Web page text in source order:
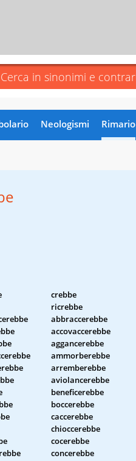
Neologismi Rimario
crebbe
ricrebbe
abbraccerebbe
accovaccerebbe
aggancerebbe
ammorberebbe
arremberebbe
aviolancerebbe
beneficerebbe
boccerebbe
caccerebbe
chioccerebbe
cocerebbe
concerebbe